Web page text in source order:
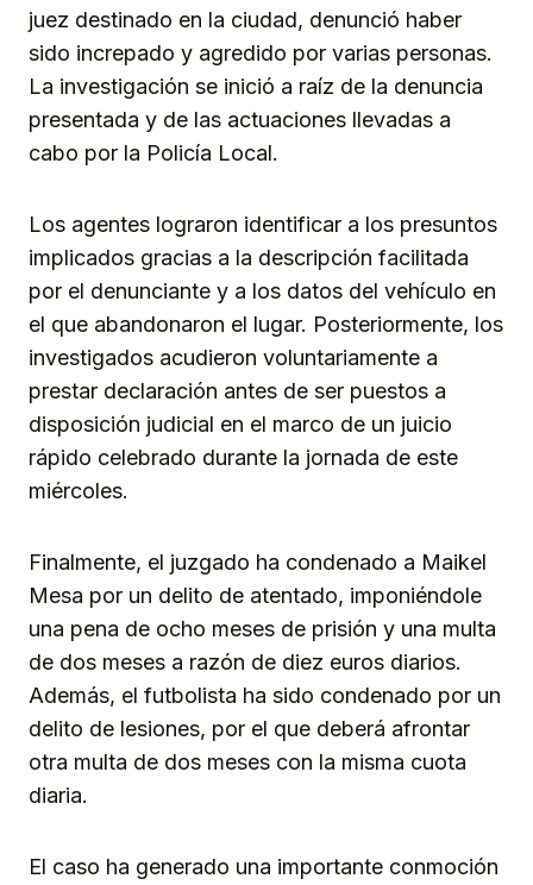
juez destinado en la ciudad, denunció haber
sido increpado y agredido por varias personas.
La investigación se inició a raíz de la denuncia
presentada y de las actuaciones llevadas a
cabo por la Policía Local.
Los agentes lograron identificar a los presuntos
implicados gracias a la descripción facilitada
por el denunciante y a los datos del vehículo en
el que abandonaron el lugar. Posteriormente, los
investigados acudieron voluntariamente a
prestar declaración antes de ser puestos a
disposición judicial en el marco de un juicio
rápido celebrado durante la jornada de este
miércoles.
Finalmente, el juzgado ha condenado a Maikel
Mesa por un delito de atentado, imponiéndole
una pena de ocho meses de prisión y una multa
de dos meses a razón de diez euros diarios.
Además, el futbolista ha sido condenado por un
delito de lesiones, por el que deberá afrontar
otra multa de dos meses con la misma cuota
diaria.
El caso ha generado una importante conmoción